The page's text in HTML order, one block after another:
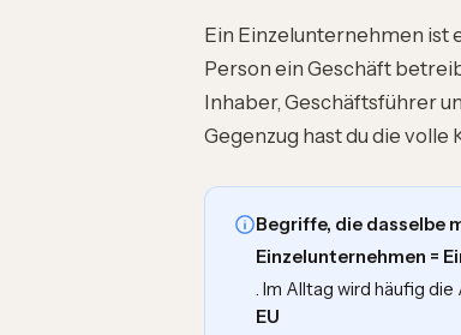
Ein Einzelunternehmen ist
Person ein Geschäft
Inhaber, Geschäftsführer
Gegenzug hast du die
Begriffe, die dasselbe
Einzelunternehmen =
. Im Alltag wird häufig die
EU